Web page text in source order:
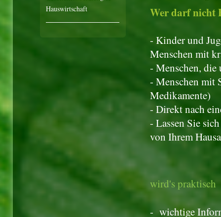
Wer darf nicht
- Kinder und
Menschen mit
- Menschen, die
- Menschen mit
Medikamente)
- Direkt nach
- Lassen Sie
von Ihrem
Der
wird's praktisch
- wichtige
Hauswirtschaft